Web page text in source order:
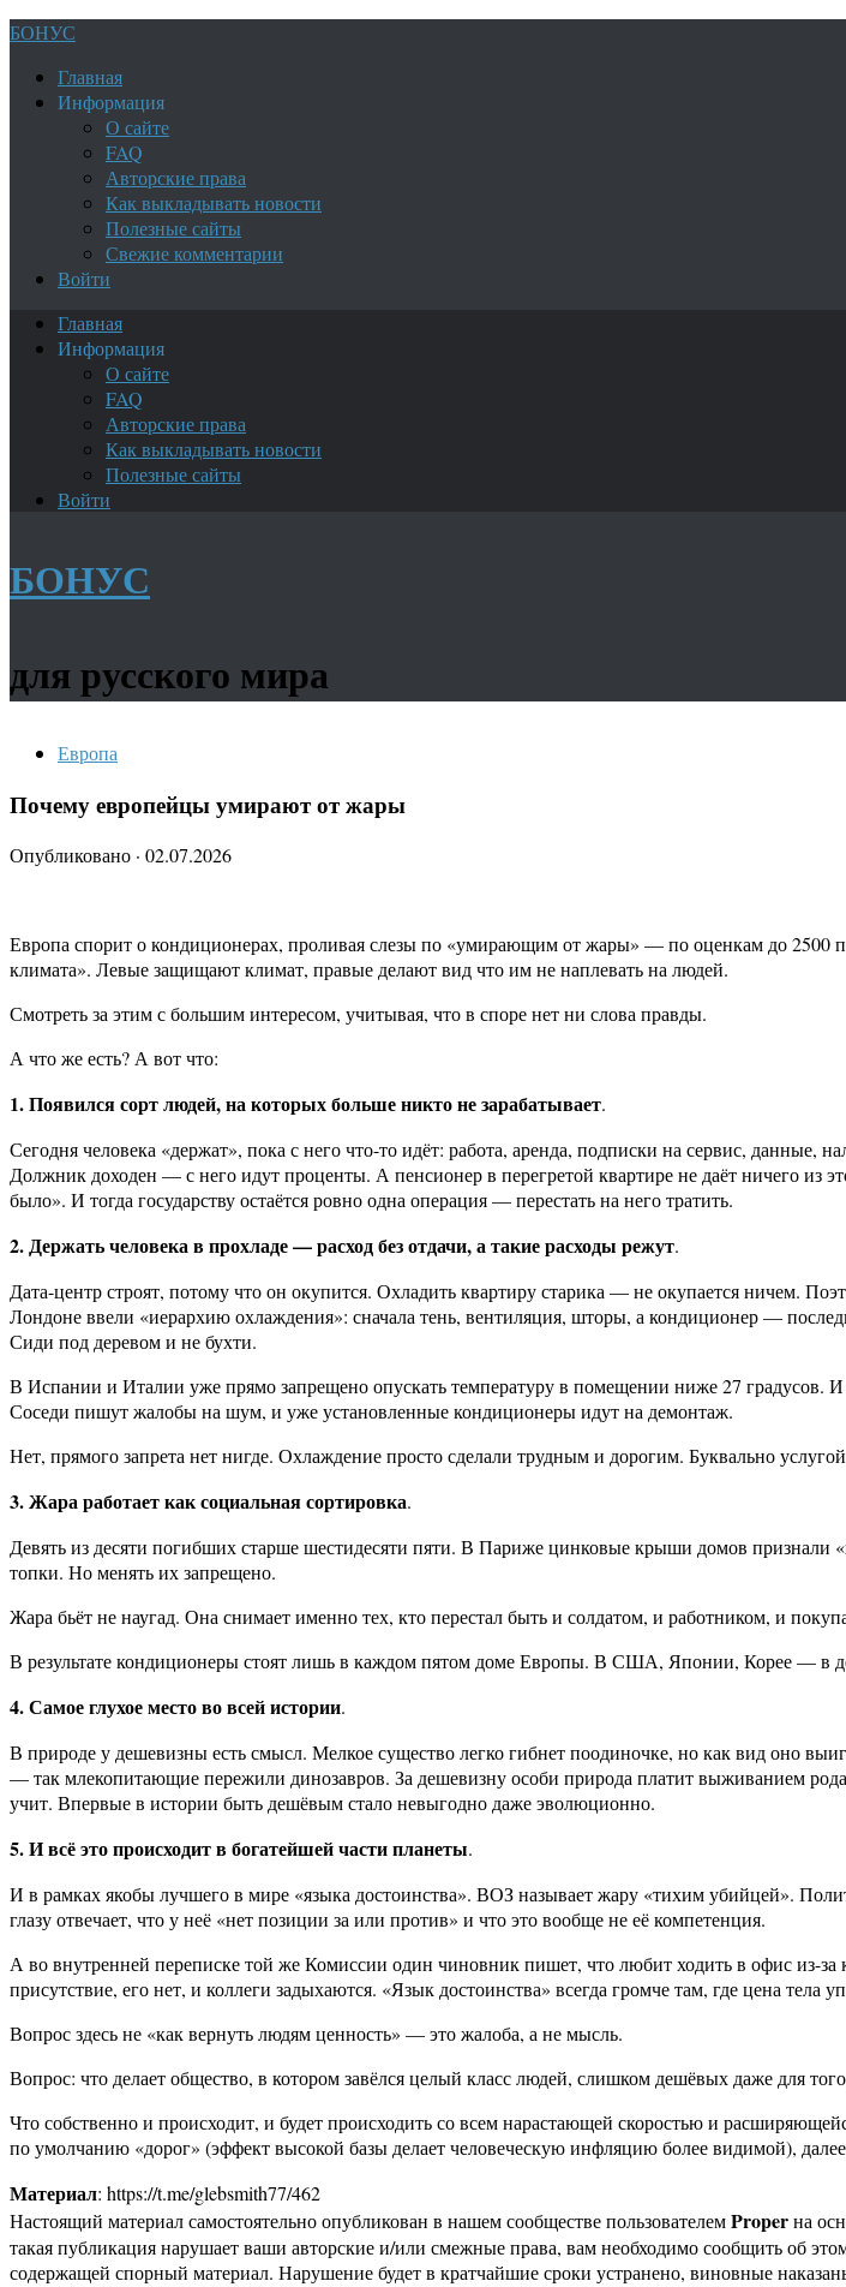
БОНУС
Главная
Информация
О сайте
FAQ
Авторские права
Как выкладывать новости
Полезные сайты
Свежие комментарии
Войти
Главная
Информация
О сайте
FAQ
Авторские права
Как выкладывать новости
Полезные сайты
Войти
БОНУС
для русского мира
Европа
Почему европейцы умирают от жары
Опубликовано · 02.07.2026
Европа спорит о кондиционерах, проливая слезы по «умирающим от жары» — по оценкам до 2500
климата». Левые защищают климат, правые делают вид что им не наплевать на людей.
Смотреть за этим с большим интересом, учитывая, что в споре нет ни слова правды.
А что же есть? А вот что:
1. Появился сорт людей, на которых больше никто не зарабатывает.
Сегодня человека «держат», пока с него что-то идёт: работа, аренда, подписки на сервис,
Должник доходен — с него идут проценты. А пенсионер в перегретой квартире не даёт ничего из
было». И тогда государству остаётся ровно одна операция — перестать на него тратить.
2. Держать человека в прохладе — расход без отдачи, а такие расходы режут.
Дата-центр строят, потому что он окупится. Охладить квартиру старика — не окупается ничем.
Лондоне ввели «иерархию охлаждения»: сначала тень, вентиляция, шторы, а кондиционер —
Сиди под деревом и не бухти.
В Испании и Италии уже прямо запрещено опускать температуру в помещении ниже 27 градусов.
Соседи пишут жалобы на шум, и уже установленные кондиционеры идут на демонтаж.
Нет, прямого запрета нет нигде. Охлаждение просто сделали трудным и дорогим. Буквально услугой
3. Жара работает как социальная сортировка.
Девять из десяти погибших старше шестидесяти пяти. В Париже цинковые крыши домов признали
топки. Но менять их запрещено.
Жара бьёт не наугад. Она снимает именно тех, кто перестал быть и солдатом, и работником, и
В результате кондиционеры стоят лишь в каждом пятом доме Европы. В США, Японии, Корее — в
4. Самое глухое место во всей истории.
В природе у дешевизны есть смысл. Мелкое существо легко гибнет поодиночке, но как вид оно
— так млекопитающие пережили динозавров. За дешевизну особи природа платит выживанием
учит. Впервые в истории быть дешёвым стало невыгодно даже эволюционно.
5. И всё это происходит в богатейшей части планеты.
И в рамках якобы лучшего в мире «языка достоинства». ВОЗ называет жару «тихим убийцей».
глазу отвечает, что у неё «нет позиции за или против» и что это вообще не её компетенция.
А во внутренней переписке той же Комиссии один чиновник пишет, что любит ходить в офис из-за
присутствие, его нет, и коллеги задыхаются. «Язык достоинства» всегда громче там, где цена тела
Вопрос здесь не «как вернуть людям ценность» — это жалоба, а не мысль.
Вопрос: что делает общество, в котором завёлся целый класс людей, слишком дешёвых даже для
Что собственно и происходит, и будет происходить со всем нарастающей скоростью и
по умолчанию «дорог» (эффект высокой базы делает человеческую инфляцию более видимой), далее
Материал: https://t.me/glebsmith77/462
Настоящий материал самостоятельно опубликован в нашем сообществе пользователемProperна
такая публикация нарушает ваши авторские и/или смежные права, вам необходимо сообщить об
содержащей спорный материал. Нарушение будет в кратчайшие сроки устранено, виновные